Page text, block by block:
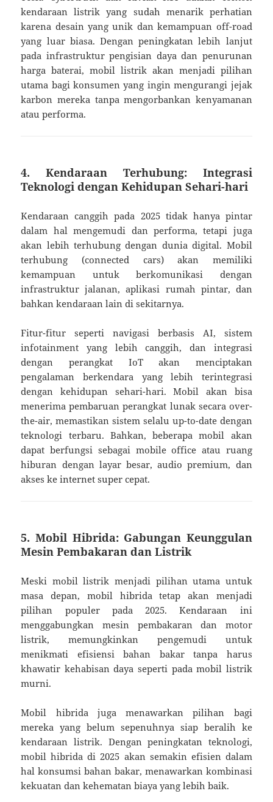
kendaraan listrik yang sudah menarik perhatian
karena desain yang unik dan kemampuan off-road
yang luar biasa. Dengan peningkatan lebih lanjut
pada infrastruktur pengisian daya dan penurunan
harga baterai, mobil listrik akan menjadi pilihan
utama bagi konsumen yang ingin mengurangi jejak
karbon mereka tanpa mengorbankan kenyamanan
atau performa.
4. Kendaraan Terhubung: Integrasi
Teknologi dengan Kehidupan Sehari-hari
Kendaraan canggih pada 2025 tidak hanya pintar
dalam hal mengemudi dan performa, tetapi juga
akan lebih terhubung dengan dunia digital. Mobil
terhubung (connected cars) akan memiliki
kemampuan untuk berkomunikasi dengan
infrastruktur jalanan, aplikasi rumah pintar, dan
bahkan kendaraan lain di sekitarnya.
Fitur-fitur seperti navigasi berbasis AI, sistem
infotainment yang lebih canggih, dan integrasi
dengan perangkat IoT akan menciptakan
pengalaman berkendara yang lebih terintegrasi
dengan kehidupan sehari-hari. Mobil akan bisa
menerima pembaruan perangkat lunak secara over-
the-air, memastikan sistem selalu up-to-date dengan
teknologi terbaru. Bahkan, beberapa mobil akan
dapat berfungsi sebagai mobile office atau ruang
hiburan dengan layar besar, audio premium, dan
akses ke internet super cepat.
5. Mobil Hibrida: Gabungan Keunggulan
Mesin Pembakaran dan Listrik
Meski mobil listrik menjadi pilihan utama untuk
masa depan, mobil hibrida tetap akan menjadi
pilihan populer pada 2025. Kendaraan ini
menggabungkan mesin pembakaran dan motor
listrik, memungkinkan pengemudi untuk
menikmati efisiensi bahan bakar tanpa harus
khawatir kehabisan daya seperti pada mobil listrik
murni.
Mobil hibrida juga menawarkan pilihan bagi
mereka yang belum sepenuhnya siap beralih ke
kendaraan listrik. Dengan peningkatan teknologi,
mobil hibrida di 2025 akan semakin efisien dalam
hal konsumsi bahan bakar, menawarkan kombinasi
kekuatan dan kehematan biaya yang lebih baik.